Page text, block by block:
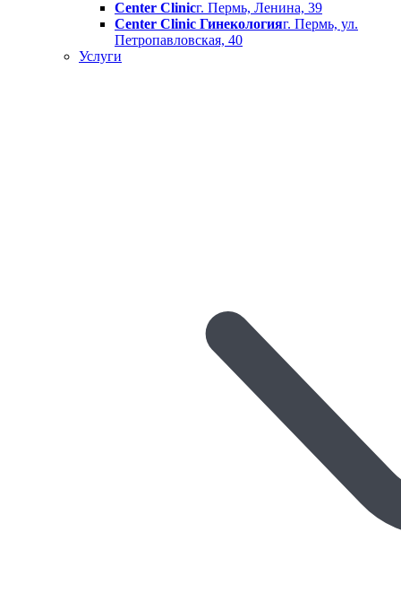
Center Clinicг. Пермь, Ленина, 39
Center Clinic Гинекологияг. Пермь, ул.
Петропавловская, 40
Услуги